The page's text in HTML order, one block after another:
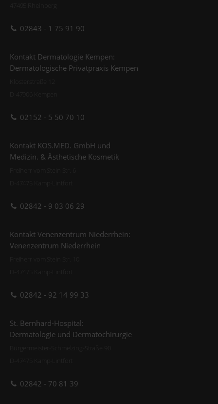
02843 - 1 75 91 90
Kontakt Dermatologie Kempen:
Dermatologische Privatpraxis Kempen
02152 - 5 50 70 10
Kontakt KOS.MED. GmbH und
Medizin. & Ästhetische Kosmetik
02842 - 9 03 06 29
Kontakt Venenzentrum Niederrhein:
Venenzentrum Niederrhein
02842 - 92 14 99 33
St. Bernhard-Hospital:
Dermatologie und Dermatochirurgie
02842 - 70 81 39